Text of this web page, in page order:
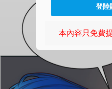
登陸
本內容只免費